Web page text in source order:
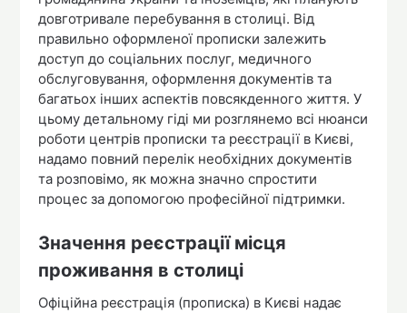
довготривале перебування в столиці. Від
правильно оформленої прописки залежить
доступ до соціальних послуг, медичного
обслуговування, оформлення документів та
багатьох інших аспектів повсякденного життя. У
цьому детальному гіді ми розглянемо всі нюанси
роботи центрів прописки та реєстрації в Києві,
надамо повний перелік необхідних документів
та розповімо, як можна значно спростити
процес за допомогою професійної підтримки.
Значення реєстрації місця
проживання в столиці
Офіційна реєстрація (прописка) в Києві надає